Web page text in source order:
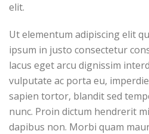
elit.
Ut elementum adipiscing elit
ipsum in justo consectetur
lacus eget arcu dignissim
vulputate ac porta eu,
sapien tortor, blandit sed
nunc. Proin dictum hendrerit
dapibus non. Morbi quam